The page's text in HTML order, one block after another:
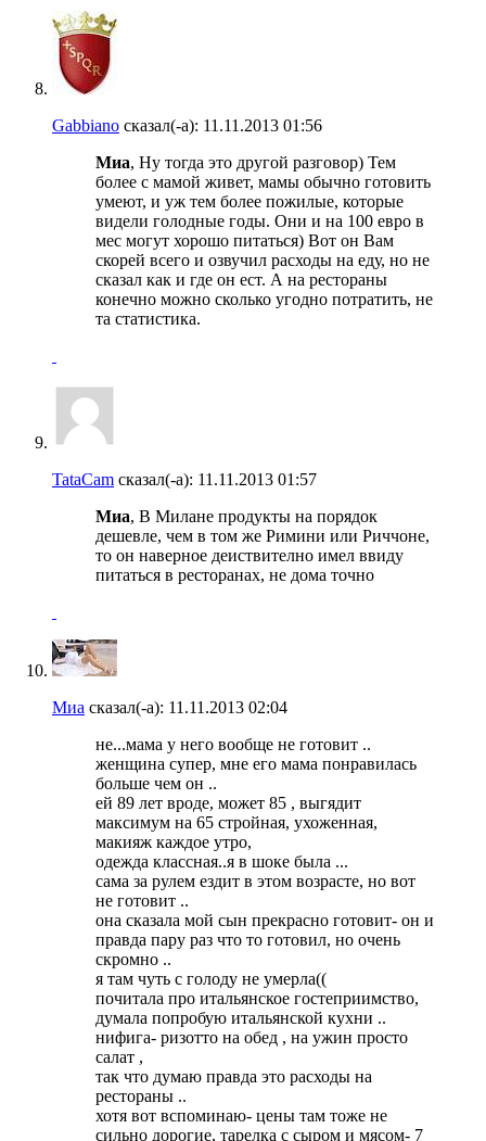
Gabbiano сказал(-а): 11.11.2013 01:56
Миа, Ну тогда это другой разговор) Тем
более с мамой живет, мамы обычно готовить
умеют, и уж тем более пожилые, которые
видели голодные годы. Они и на 100 евро в
мес могут хорошо питаться) Вот он Вам
скорей всего и озвучил расходы на еду, но не
сказал как и где он ест. А на рестораны
конечно можно сколько угодно потратить, не
та статистика.
TataCam сказал(-а): 11.11.2013 01:57
Миа, В Mилане продукты на порядок
дешевле, чем в том же Римини или Риччоне,
то он наверное деиствително имел ввиду
питаться в ресторанах, не дома точно
Миа сказал(-а): 11.11.2013 02:04
не...мама у него вообще не готовит ..
женщина супер, мне его мама понравилась
больше чем он ..
ей 89 лет вроде, может 85 , выгядит
максимум на 65 стройная, ухоженная,
макияж каждое утро,
одежда классная..я в шоке была ...
сама за рулем ездит в этом возрасте, но вот
не готовит ..
она сказала мой сын прекрасно готовит- он и
правда пару раз что то готовил, но очень
скромно ..
я там чуть с голоду не умерла((
почитала про итальянское гостеприимство,
думала попробую итальянской кухни ..
нифига- ризотто на обед , на ужин просто
салат ,
так что думаю правда это расходы на
рестораны ..
хотя вот вспоминаю- цены там тоже не
сильно дорогие, тарелка с сыром и мясом- 7